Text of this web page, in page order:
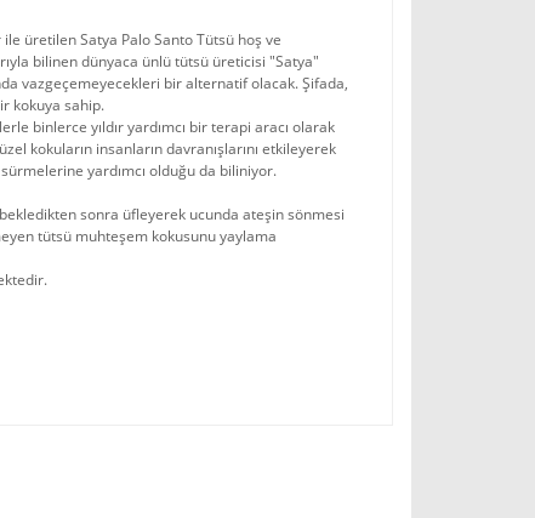
üretilen Satya Palo Santo Tütsü hoş ve
bilinen dünyaca ünlü tütsü üreticisi "Satya"
vazgeçemeyecekleri bir alternatif olacak. Şifada,
kokuya sahip.
binlerce yıldır yardımcı bir terapi aracı olarak
kokuların insanların davranışlarını etkileyerek
yardımcı olduğu da biliniyor.
sonra üfleyerek ucunda ateşin sönmesi
tütsü muhteşem kokusunu yaylama